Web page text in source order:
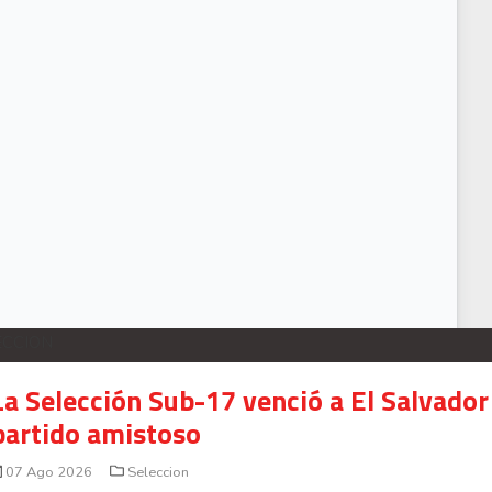
equipos importantes de Europa ponen su mirada en Manfred Ugalde
Selección Sub-17 venció a El
amistoso
07 Ago 2026 Seleccion